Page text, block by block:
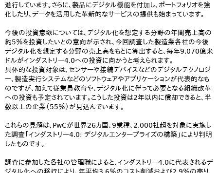
進行しています。さらに、製品にデジタル機能を付加し、ポートフォリオを強
化したり、データを活用した革新的なサービスの提供も始まっています。
今後の投資意欲については、デジタル化を想定する分野の年間売上高の
約5％を投資したいとの意向が示され、今回調査した製造業各社の今後
デジタル化を想定する分野の売上高をもとに算出すると、毎年9,070億米
ドルがインダストリー4.0への投資に向かうと考えられます。
具体的な投資対象は、センサーや接続デバイスなどのデジタルテクノロジ
ー、製造実行システムなどのソフトウェアやアプリケーションが代表的なも
のですが、加えて従業員教育や、デジタル化に伴って必要となる組織改革
への投資も予定されています。こうした投資は2年以内に償却できると、半
数以上の企業（55％）が見込んでいます。
これらの見解は、PwCが世界26カ国、9業種、2,000社超を対象に実施し
た調査「インダストリー4.0: デジタルエンタープライズの構築」により判明
したものです。
調査に参加した各社の管理職によると、インダストリー4.0に代表されるデ